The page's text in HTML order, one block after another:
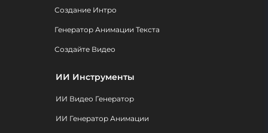
Создание Интро
Генератор Анимации Текста
Создайте Видео
ИИ Инструменты
ИИ Видео Генератор
ИИ Генератор Анимации